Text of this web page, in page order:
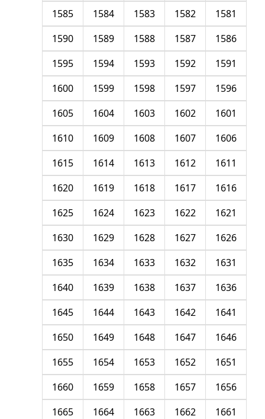
1581
1582
1583
1584
1585
1586
1587
1588
1589
1590
1591
1592
1593
1594
1595
1596
1597
1598
1599
1600
1601
1602
1603
1604
1605
1606
1607
1608
1609
1610
1611
1612
1613
1614
1615
1616
1617
1618
1619
1620
1621
1622
1623
1624
1625
1626
1627
1628
1629
1630
1631
1632
1633
1634
1635
1636
1637
1638
1639
1640
1641
1642
1643
1644
1645
1646
1647
1648
1649
1650
1651
1652
1653
1654
1655
1656
1657
1658
1659
1660
1661
1662
1663
1664
1665